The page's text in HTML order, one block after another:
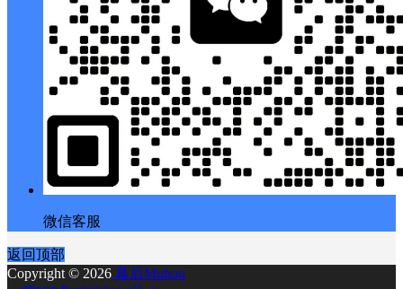
微信客服
返回顶部
Copyright © 2026 幕后Muhou